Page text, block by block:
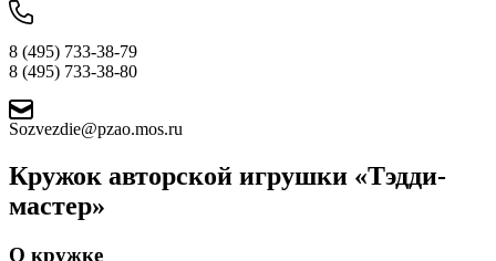
8 (495) 733-38-79
8 (495) 733-38-80
Sozvezdie@pzao.mos.ru
Кружок авторской игрушки «Тэдди-
мастер»
О кружке